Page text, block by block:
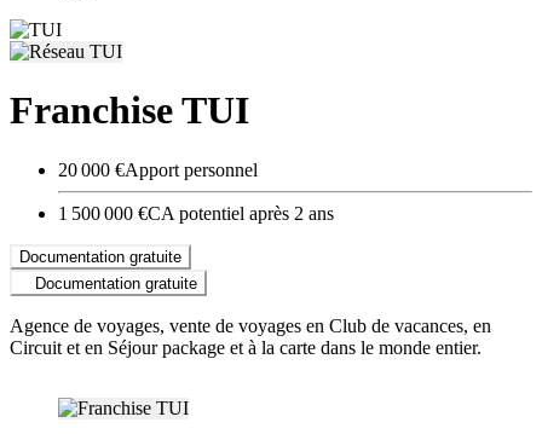
Franchise TUI
20 000 €Apport personnel
1 500 000 €CA potentiel après 2 ans
Documentation gratuite
Documentation gratuite
Agence de voyages, vente de voyages en Club de vacances, en
Circuit et en Séjour package et à la carte dans le monde entier.